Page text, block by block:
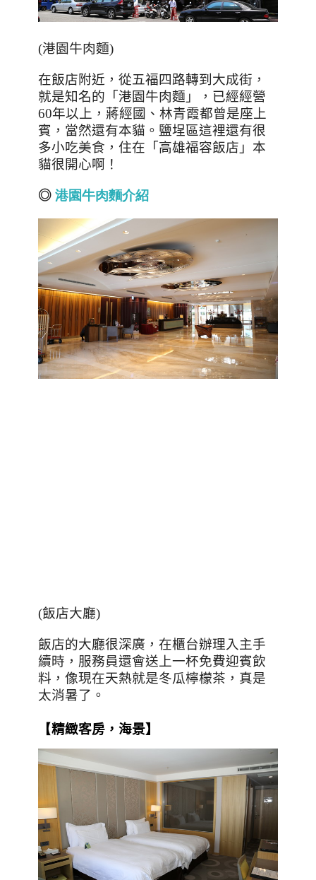
(港園牛肉麵)
在飯店附近，從五福四路轉到大成街，
就是知名的「港園牛肉麵」，已經經營
60年以上，蔣經國、林青霞都曾是座上
賓，當然還有本貓。鹽埕區這裡還有很
多小吃美食，住在「高雄福容飯店」本
貓很開心啊！
◎ 港園牛肉麵介紹
(飯店大廳)
飯店的大廳很深廣，在櫃台辦理入主手
續時，服務員還會送上一杯免費迎賓飲
料，像現在天熱就是冬瓜檸檬茶，真是
太消暑了。
【精緻客房 ，海景】